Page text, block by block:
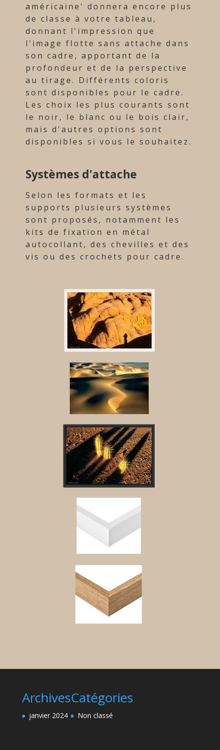
américaine' donnera encore plus
de classe à votre tableau,
donnant l'impression que
l'image flotte sans attache dans
son cadre, apportant de la
profondeur et de la perspective
au tirage. Différents coloris
sont disponibles pour le cadre.
Les choix les plus courants sont
le noir, le blanc ou le bois clair,
mais d'autres options sont
disponibles si vous le souhaitez.
Systèmes d'attache
Selon les formats et les
supports plusieurs systèmes
sont proposés, notamment les
kits de fixation en métal
autocollant, des chevilles et des
vis ou des crochets pour cadre.
Archives
janvier 2024
Catégories
Non classé